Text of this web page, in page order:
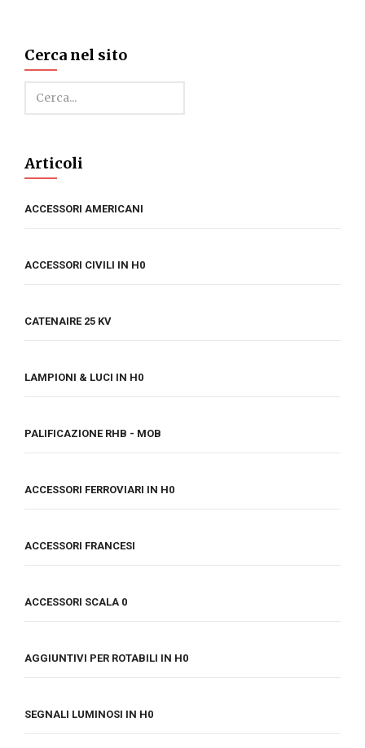
Cerca nel sito
Cerca
Articoli
ACCESSORI AMERICANI
ACCESSORI CIVILI IN H0
CATENAIRE 25 KV
LAMPIONI & LUCI IN H0
PALIFICAZIONE RHB - MOB
ACCESSORI FERROVIARI IN H0
ACCESSORI FRANCESI
ACCESSORI SCALA 0
AGGIUNTIVI PER ROTABILI IN H0
SEGNALI LUMINOSI IN H0